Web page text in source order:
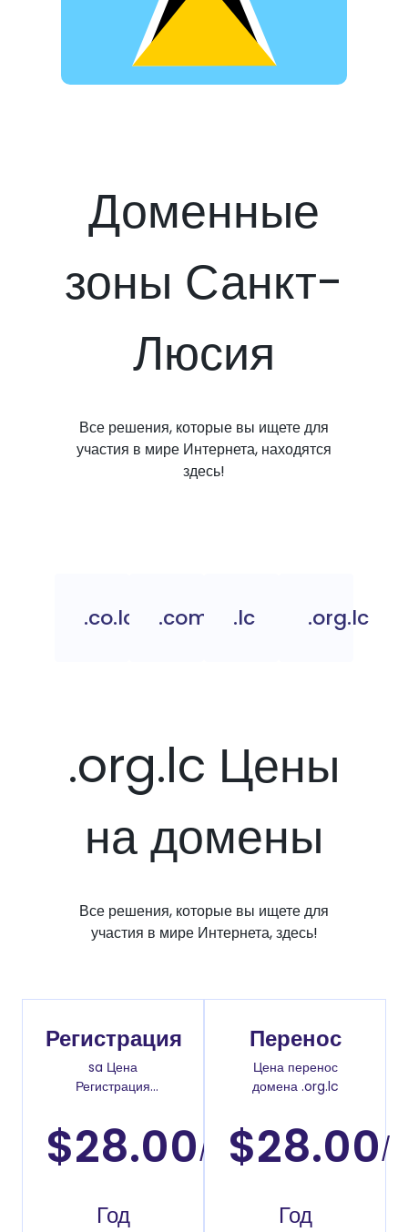
Доменные
зоны Санкт-
Люсия
Все решения, которые вы ищете для
участия в мире Интернета, находятся
здесь!
.co.lc .com.lc .lc .org.lc
.org.lc Цены
на домены
Все решения, которые вы ищете для
участия в мире Интернета, здесь!
Регистрация
sa Цена
Регистрация
$28.00/
Год
Перенос
Цена перенос
домена .org.lc
$28.00/
Год